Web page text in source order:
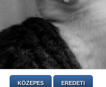
KÖZEPES EREDETI